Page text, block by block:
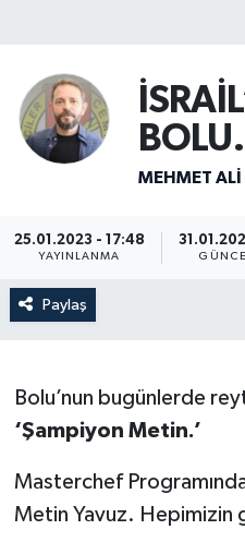
MEHMET ALI
25.01.2023 - 17:48
YAYINLANMA
Paylaş
Bolu’nun bugünlerde
‘Şampiyon Metin.’
Masterchef
Metin Yavuz. Hepimizin